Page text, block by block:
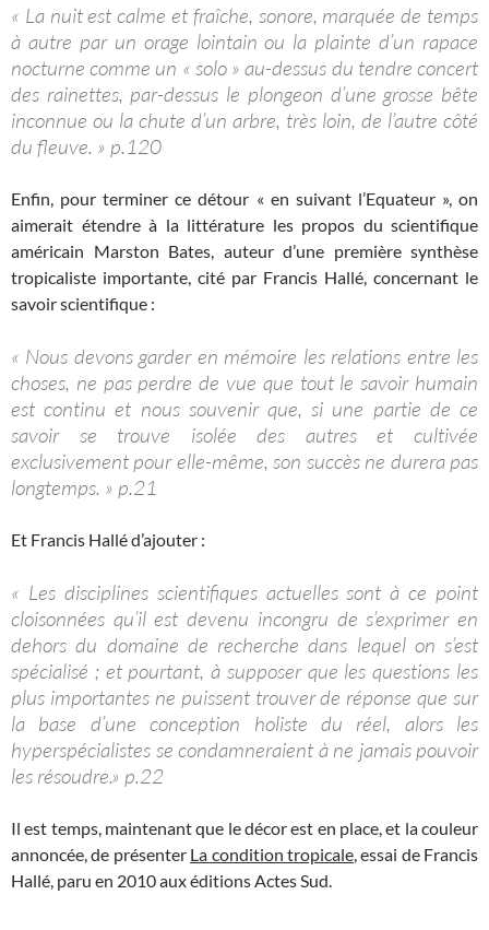
« La nuit est calme et fraîche, sonore, marquée de temps
à autre par un orage lointain ou la plainte d’un rapace
nocturne comme un « solo » au-dessus du tendre concert
des rainettes, par-dessus le plongeon d’une grosse bête
inconnue ou la chute d’un arbre, très loin, de l’autre côté
du fleuve. » p.120
Enfin, pour terminer ce détour « en suivant l’Equateur », on
aimerait étendre à la littérature les propos du scientifique
américain Marston Bates, auteur d’une première synthèse
tropicaliste importante, cité par Francis Hallé, concernant le
savoir scientifique :
« Nous devons garder en mémoire les relations entre les
choses, ne pas perdre de vue que tout le savoir humain
est continu et nous souvenir que, si une partie de ce
savoir se trouve isolée des autres et cultivée
exclusivement pour elle-même, son succès ne durera pas
longtemps. » p.21
Et Francis Hallé d’ajouter :
« Les disciplines scientifiques actuelles sont à ce point
cloisonnées qu’il est devenu incongru de s’exprimer en
dehors du domaine de recherche dans lequel on s’est
spécialisé ; et pourtant, à supposer que les questions les
plus importantes ne puissent trouver de réponse que sur
la base d’une conception holiste du réel, alors les
hyperspécialistes se condamneraient à ne jamais pouvoir
les résoudre.» p.22
Il est temps, maintenant que le décor est en place, et la couleur
annoncée, de présenter La condition tropicale, essai de Francis
Hallé, paru en 2010 aux éditions Actes Sud.